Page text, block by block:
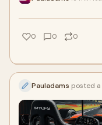
0 0 0
Pauladams posted